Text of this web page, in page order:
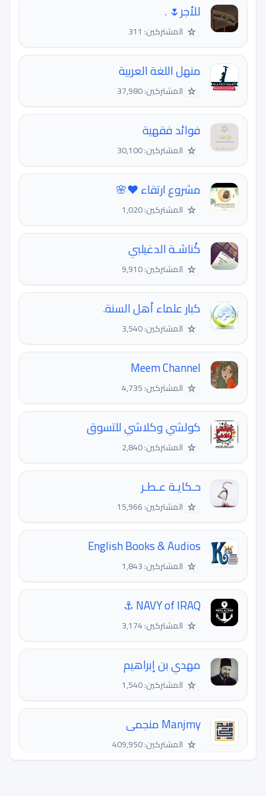
للأجر🌷 .
☆ المشتركين: 311
منهل اللغة العربية
☆ المشتركين: 37,980
فوائد فقهية
☆ المشتركين: 30,100
مشروع ارتقاء ❤🌸
☆ المشتركين: 1,020
كُناشـة الدغيلبي
☆ المشتركين: 9,910
كبار علماء أهل السنة.
☆ المشتركين: 3,540
Meem Channel
☆ المشتركين: 4,735
كولشي وكلاشي للتسوق
☆ المشتركين: 2,840
حـكايـة عـطـر
☆ المشتركين: 15,966
English Books & Audios
☆ المشتركين: 1,843
NAVY of IRAQ ⚓
☆ المشتركين: 3,174
مهدي بن إبراهيم
☆ المشتركين: 1,540
Manjmy منجمى
☆ المشتركين: 409,950